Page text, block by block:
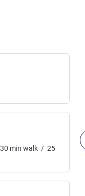
30 min walk / 25